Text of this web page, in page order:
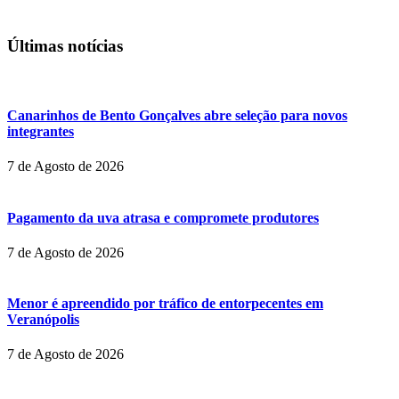
Últimas notícias
Canarinhos de Bento Gonçalves abre seleção para novos
integrantes
7 de Agosto de 2026
Pagamento da uva atrasa e compromete produtores
7 de Agosto de 2026
Menor é apreendido por tráfico de entorpecentes em
Veranópolis
7 de Agosto de 2026